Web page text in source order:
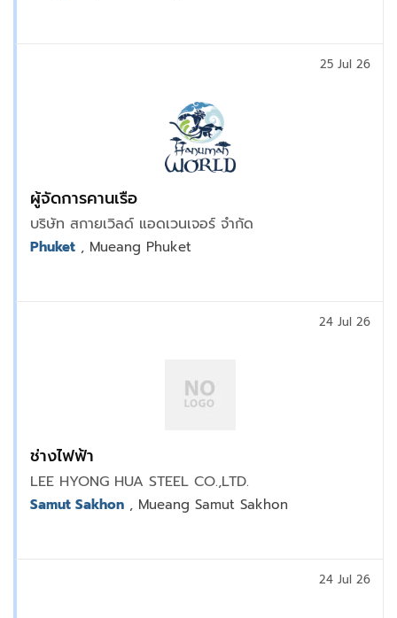
ผู้จัดการคานเรือ
บริษัท สกายเวิลด์ แอดเวนเจอร์ จำกัด
25 Jul 26
Phuket , Mueang Phuket
ช่างไฟฟ้า
LEE HYONG HUA STEEL CO.,LTD.
24 Jul 26
Samut Sakhon , Mueang Samut Sakhon
24 Jul 26